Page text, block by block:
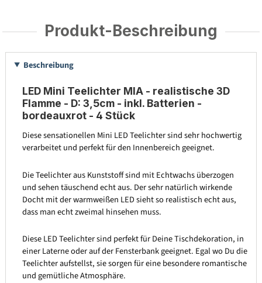
Produkt-Beschreibung
Beschreibung
LED Mini Teelichter MIA - realistische 3D
Flamme - D: 3,5cm - inkl. Batterien -
bordeauxrot - 4 Stück
Diese sensationellen Mini LED Teelichter sind sehr hochwertig
verarbeitet und perfekt für den Innenbereich geeignet.
Die Teelichter aus Kunststoff sind mit Echtwachs überzogen
und sehen täuschend echt aus. Der sehr natürlich wirkende
Docht mit der warmweißen LED sieht so realistisch echt aus,
dass man echt zweimal hinsehen muss.
Diese LED Teelichter sind perfekt für Deine Tischdekoration, in
einer Laterne oder auf der Fensterbank geeignet. Egal wo Du die
Teelichter aufstellst, sie sorgen für eine besondere romantische
und gemütliche Atmosphäre.